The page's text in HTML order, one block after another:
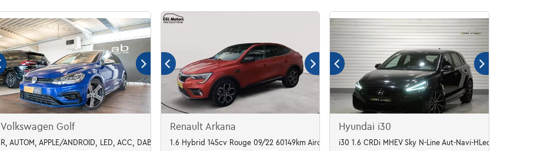
Volkswagen Golf
R, AUTOM, APPLE/ANDROID, LED, ACC, DAB, DRIVER ASS
Renault Arkana
1.6 Hybrid 145cv Rouge 09/22 60149km Airco GPS USB
Hyundai i30
i30 1.6 CRDi MHEV Sky N-Line Aut-Navi-HLeder-Led-Cam-